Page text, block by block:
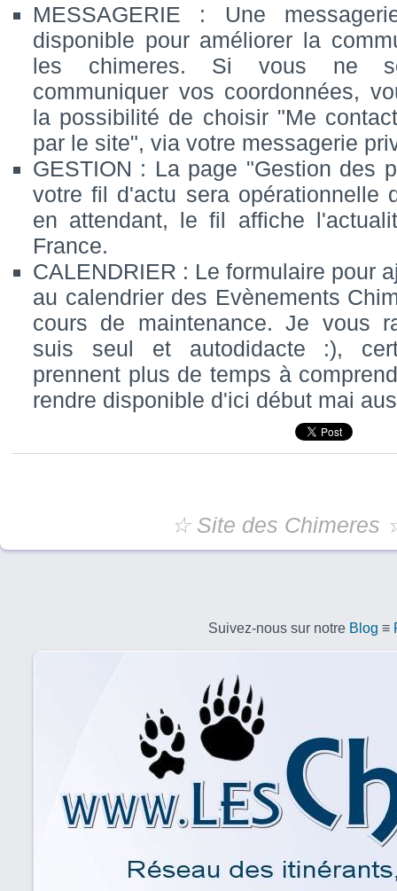
MESSAGERIE : Une
disponible pour améliorer la
les chimeres. Si vous ne
communiquer vos coordonnées,
la possibilité de choisir "Me
par le site", via votre messagerie
GESTION : La page "Gestion des
votre fil d'actu sera opérationnelle
en attendant, le fil affiche
France.
CALENDRIER : Le formulaire pour
au calendrier des Evènements
cours de maintenance. Je vous
suis seul et autodidacte :),
prennent plus de temps à
rendre disponible d'ici début mai
☆ Site des Chimeres
Suivez-nous sur notre Blog ≡